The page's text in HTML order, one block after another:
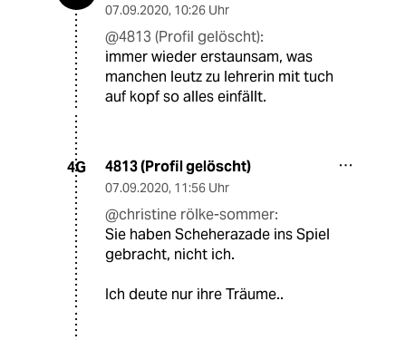
07.09.2020, 10:26 Uhr
@4813 (Profil gelöscht):
immer wieder erstaunsam, was
manchen leutz zu lehrerin mit tuch
auf kopf so alles einfällt.
4G 4813 (Profil gelöscht)
07.09.2020, 11:56 Uhr
@christine rölke-sommer:
Sie haben Scheherazade ins Spiel
gebracht, nicht ich.
Ich deute nur ihre Träume..